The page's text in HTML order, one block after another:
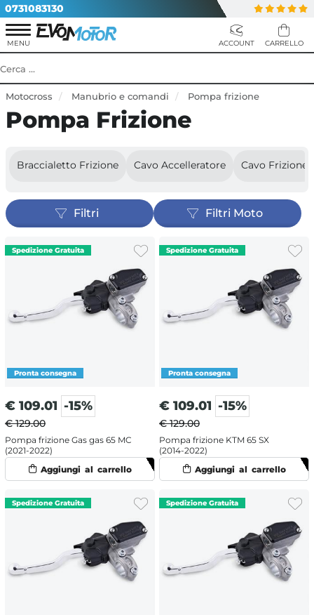
0731083130
Motocross Manubrio e comandi Pompa frizione
Pompa Frizione
Braccialetto Frizione Cavo Accelleratore Cavo Frizione
Filtri Filtri Moto
€ 109.01 -15%
€ 129.00
Pompa frizione Gas gas 65 MC
(2021-2022)
€ 109.01 -15%
€ 129.00
Pompa frizione KTM 65 SX
(2014-2022)